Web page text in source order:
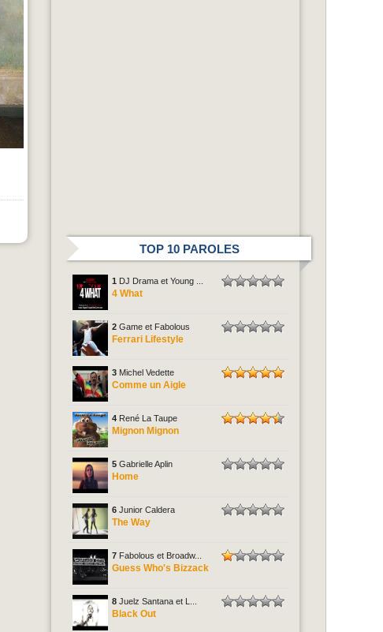
TOP 10 PAROLES
1 DJ Drama et Young ...
4 What
2 Game et Fabolous
Ferrari Lifestyle
3 Michel Vedette
Comme un Aigle
4 René La Taupe
Mignon Mignon
5 Gabrielle Aplin
Home
6 Junior Caldera
The Way
7 Fabolous et Broadw...
Guess Who's Bizzack
8 Juelz Santana et L...
Black Out